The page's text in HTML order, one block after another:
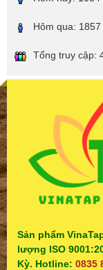
Hôm qua: 1857
Tổng truy cập:
Sản phẩm
lượng ISO
Kỳ. Hotline: 0835